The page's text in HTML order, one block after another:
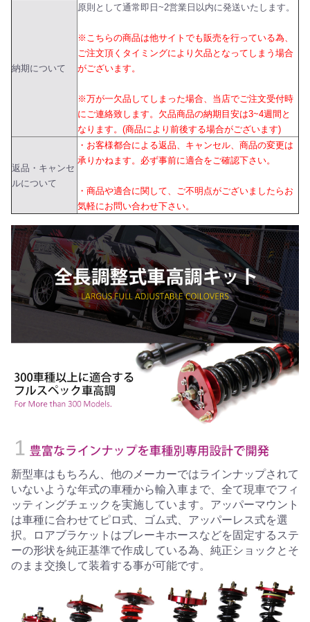
納期について
原則として通常即日~2営業日以内に発送いたします。
※こちらの商品は他サイトでも販売を行っている為、
ご注文頂くタイミングにより欠品となってしまう場合
がございます。
※万が一欠品してしまった場合、当店でご注文受付時
にご連絡致します。欠品商品の納期目安は3~4週間と
なります。(商品により前後する場合がございます)
返品・キャンセ
ルについて
・お客様都合による返品、キャンセル、商品の変更は
承りかねます。必ず事前に適合をご確認下さい。
・商品や適合に関して、ご不明点がございましたらお
気軽にお問い合わせ下さい。
新型車はもちろん、他のメーカーではラインナップされて
いないような年式の車種から輸入車まで、全て現車でフィ
ッティングチェックを実施しています。アッパーマウント
は車種に合わせてピロ式、ゴム式、アッパーレス式を選
択。ロアブラケットはブレーキホースなどを固定するステ
ーの形状を純正基準で作成している為、純正ショックとそ
のまま交換して装着する事が可能です。